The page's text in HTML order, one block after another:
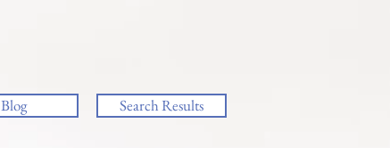
Blog Search Results